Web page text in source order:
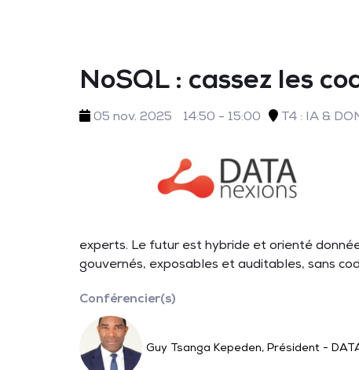
NoSQL : cassez les
05 nov. 2025 14:50 - 15:00 T4 : IA &
experts. Le futur est hybride et orienté
gouvernés, exposables et auditables, sans
Conférencier(s)
Guy Tsanga Kepeden, Président -